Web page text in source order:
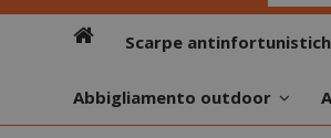
Scarpe
Abbigliamento outdoor